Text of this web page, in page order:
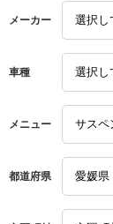
お願いします
メーカー
車種
メニュー
都道府県